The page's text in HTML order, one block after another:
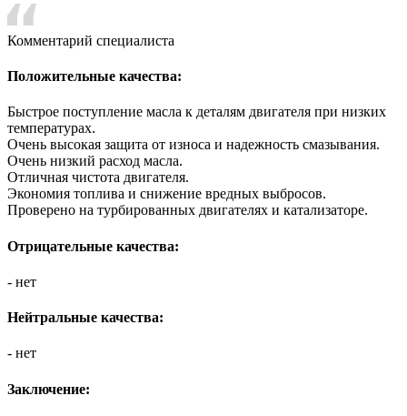
Комментарий специалиста
Положительные качества:
Быстрое поступление масла к деталям двигателя при низких
температурах.
Очень высокая защита от износа и надежность смазывания.
Очень низкий расход масла.
Отличная чистота двигателя.
Экономия топлива и снижение вредных выбросов.
Проверено на турбированных двигателях и катализаторе.
Отрицательные качества:
- нет
Нейтральные качества:
- нет
Заключение: